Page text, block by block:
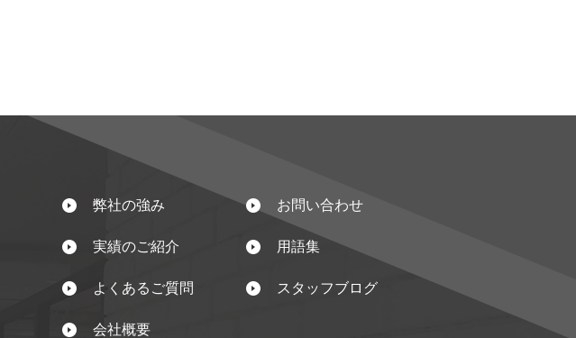
弊社の強み
実績のご紹介
よくあるご質問
会社概要
お問い合わせ
用語集
スタッフブログ